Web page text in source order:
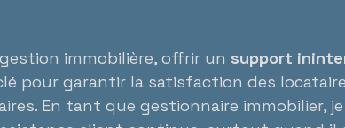
immobilière, offrir un support
pour garantir la satisfaction des
En tant que gestionnaire immobilier,